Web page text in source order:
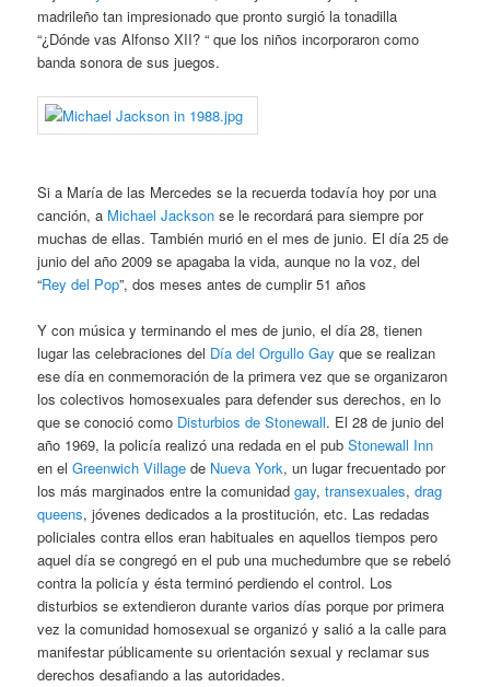
madrileño tan impresionado que pronto surgió la tonadilla
“¿Dónde vas Alfonso XII? “ que los niños incorporaron como
banda sonora de sus juegos.
Si a María de las Mercedes se la recuerda todavía hoy por una
canción, a Michael Jackson se le recordará para siempre por
muchas de ellas. También murió en el mes de junio. El día 25 de
junio del año 2009 se apagaba la vida, aunque no la voz, del
“Rey del Pop”, dos meses antes de cumplir 51 años
Y con música y terminando el mes de junio, el día 28, tienen
lugar las celebraciones del Día del Orgullo Gay que se realizan
ese día en conmemoración de la primera vez que se organizaron
los colectivos homosexuales para defender sus derechos, en lo
que se conoció como Disturbios de Stonewall. El 28 de junio del
año 1969, la policía realizó una redada en el pubStonewall Inn
en elGreenwich Village de Nueva York, un lugar frecuentado por
los más marginados entre la comunidadgay,transexuales,drag
queens, jóvenes dedicados a la prostitución, etc. Las redadas
policiales contra ellos eran habituales en aquellos tiempos pero
aquel día se congregó en el pub una muchedumbre que se rebeló
contra la policía y ésta terminó perdiendo el control. Los
disturbios se extendieron durante varios días porque por primera
vez la comunidad homosexual se organizó y salió a la calle para
manifestar públicamente su orientación sexual y reclamar sus
derechos desafiando a las autoridades.